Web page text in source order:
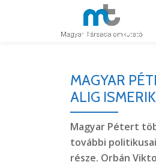
MAGYAR
ALIG ISMERIK
Magyar Pétert
további
része. Orbán